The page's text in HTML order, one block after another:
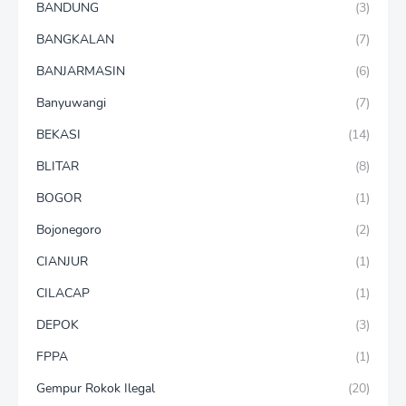
BANDUNG
(3)
BANGKALAN
(7)
BANJARMASIN
(6)
Banyuwangi
(7)
BEKASI
(14)
BLITAR
(8)
BOGOR
(1)
Bojonegoro
(2)
CIANJUR
(1)
CILACAP
(1)
DEPOK
(3)
FPPA
(1)
Gempur Rokok Ilegal
(20)